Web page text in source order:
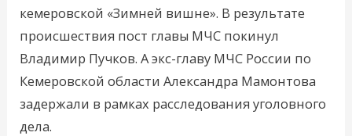
кемеровской «Зимней вишне». В результате
происшествия пост главы МЧС покинул
Владимир Пучков. А экс-главу МЧС России по
Кемеровской области Александра Мамонтова
задержали в рамках расследования уголовного
дела.